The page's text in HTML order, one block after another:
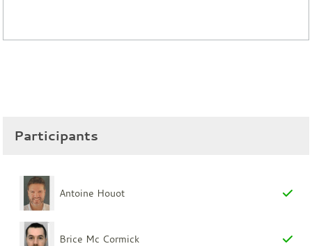
Participants
Antoine Houot
Brice Mc Cormick